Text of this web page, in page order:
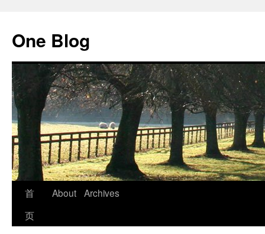
正
文
One Blog
首
页
About Archives